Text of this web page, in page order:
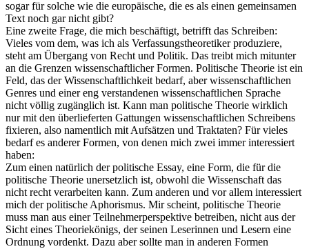
sogar für solche wie die europäische, die es als einen gemeinsamen
Text noch gar nicht gibt?
Eine zweite Frage, die mich beschäftigt, betrifft das Schreiben:
Vieles vom dem, was ich als Verfassungstheoretiker produziere,
steht am Übergang von Recht und Politik. Das treibt mich mitunter
an die Grenzen wissenschaftlicher Formen. Politische Theorie ist ein
Feld, das der Wissenschaftlichkeit bedarf, aber wissenschaftlichen
Genres und einer eng verstandenen wissenschaftlichen Sprache
nicht völlig zugänglich ist. Kann man politische Theorie wirklich
nur mit den überlieferten Gattungen wissenschaftlichen Schreibens
fixieren, also namentlich mit Aufsätzen und Traktaten? Für vieles
bedarf es anderer Formen, von denen mich zwei immer interessiert
haben:
Zum einen natürlich der politische Essay, eine Form, die für die
politische Theorie unersetzlich ist, obwohl die Wissenschaft das
nicht recht verarbeiten kann. Zum anderen und vor allem interessiert
mich der politische Aphorismus. Mir scheint, politische Theorie
muss man aus einer Teilnehmerperspektive betreiben, nicht aus der
Sicht eines Theoriekönigs, der seinen Leserinnen und Lesern eine
Ordnung vordenkt. Dazu aber sollte man in anderen Formen